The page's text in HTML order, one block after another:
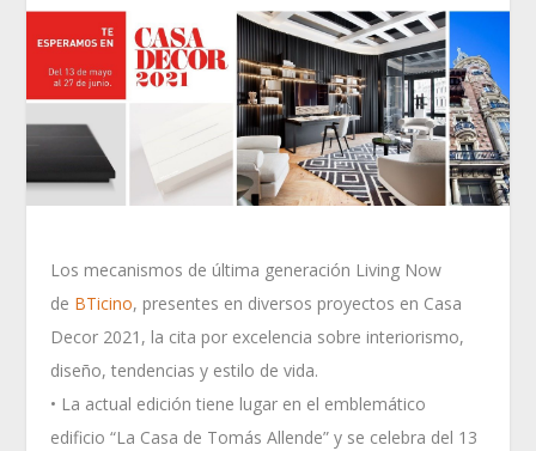
Los mecanismos de última generación Living Now
de BTicino, presentes en diversos proyectos en Casa
Decor 2021, la cita por excelencia sobre interiorismo,
diseño, tendencias y estilo de vida.
• La actual edición tiene lugar en el emblemático
edificio “La Casa de Tomás Allende” y se celebra del 13